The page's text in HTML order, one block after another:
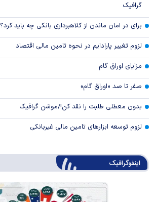
گرافیک
برای در امان ماندن از کلاهبرداری بانکی چه باید کرد؟
لزوم تغییر پارادایم در نحوه تامین مالی اقتصاد
مزایای اوراق گام
صفر تا صد «اوراق گام»
بدون معطلی طلبت را نقد کن!/موشن گرافیک
لزوم توسعه ابزارهای تامین مالی غیربانکی
اینفوگرافیک